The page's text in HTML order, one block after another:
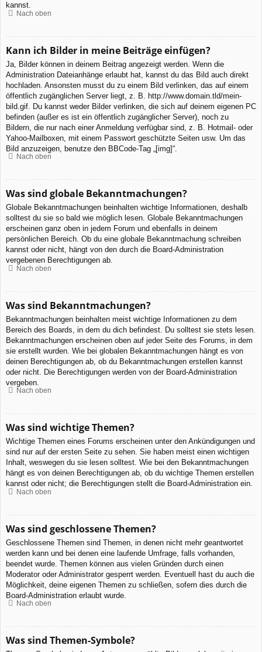
kannst.
Nach oben
Kann ich Bilder in meine Beiträge einfügen?
Ja, Bilder können in deinem Beitrag angezeigt werden. Wenn die
Administration Dateianhänge erlaubt hat, kannst du das Bild auch direkt
hochladen. Ansonsten musst du zu einem Bild verlinken, das auf einem
öffentlich zugänglichen Server liegt, z. B. http://www.domain.tld/mein-
bild.gif. Du kannst weder Bilder verlinken, die sich auf deinem eigenen PC
befinden (außer es ist ein öffentlich zugänglicher Server), noch zu
Bildern, die nur nach einer Anmeldung verfügbar sind, z. B. Hotmail- oder
Yahoo-Mailboxen, mit einem Passwort geschützte Seiten usw. Um das
Bild anzuzeigen, benutze den BBCode-Tag „[img]“.
Nach oben
Was sind globale Bekanntmachungen?
Globale Bekanntmachungen beinhalten wichtige Informationen, deshalb
solltest du sie so bald wie möglich lesen. Globale Bekanntmachungen
erscheinen ganz oben in jedem Forum und ebenfalls in deinem
persönlichen Bereich. Ob du eine globale Bekanntmachung schreiben
kannst oder nicht, hängt von den durch die Board-Administration
vergebenen Berechtigungen ab.
Nach oben
Was sind Bekanntmachungen?
Bekanntmachungen beinhalten meist wichtige Informationen zu dem
Bereich des Boards, in dem du dich befindest. Du solltest sie stets lesen.
Bekanntmachungen erscheinen oben auf jeder Seite des Forums, in dem
sie erstellt wurden. Wie bei globalen Bekanntmachungen hängt es von
deinen Berechtigungen ab, ob du Bekanntmachungen erstellen kannst
oder nicht. Die Berechtigungen werden von der Board-Administration
vergeben.
Nach oben
Was sind wichtige Themen?
Wichtige Themen eines Forums erscheinen unter den Ankündigungen und
sind nur auf der ersten Seite zu sehen. Sie haben meist einen wichtigen
Inhalt, weswegen du sie lesen solltest. Wie bei den Bekanntmachungen
hängt es von deinen Berechtigungen ab, ob du wichtige Themen erstellen
kannst oder nicht; die Berechtigungen stellt die Board-Administration ein.
Nach oben
Was sind geschlossene Themen?
Geschlossene Themen sind Themen, in denen nicht mehr geantwortet
werden kann und bei denen eine laufende Umfrage, falls vorhanden,
beendet wurde. Themen können aus vielen Gründen durch einen
Moderator oder Administrator gesperrt werden. Eventuell hast du auch die
Möglichkeit, deine eigenen Themen zu schließen, sofern dies durch die
Board-Administration erlaubt wurde.
Nach oben
Was sind Themen-Symbole?